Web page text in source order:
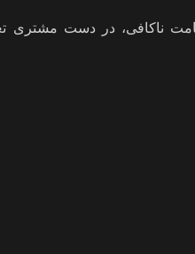
ناکافی، در دست مشتری